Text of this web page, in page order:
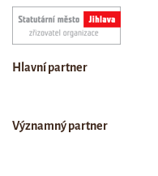
Hlavní partner
Významný partner